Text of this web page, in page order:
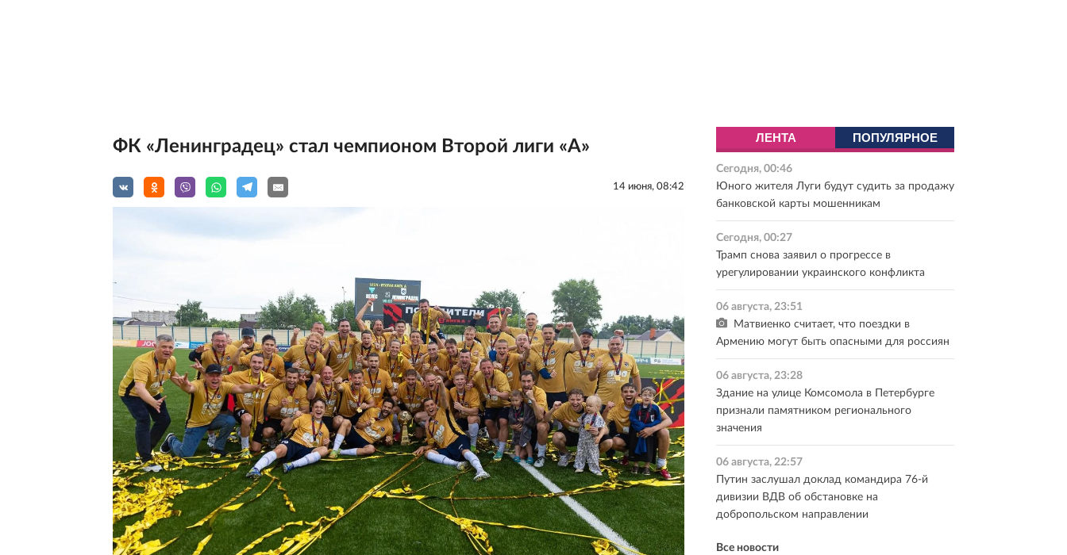
ФК «Ленинградец» стал чемпионом Второй лиги «А»
14 июня, 08:42
ЛЕНТА ПОПУЛЯРНОЕ
Сегодня, 00:46
Юного жителя Луги будут судить за продажу
банковской карты мошенникам
Сегодня, 00:27
Трамп снова заявил о прогрессе в
урегулировании украинского конфликта
06 августа, 23:51
Матвиенко считает, что поездки в
Армению могут быть опасными для россиян
06 августа, 23:28
Здание на улице Комсомола в Петербурге
признали памятником регионального
значения
06 августа, 22:57
Путин заслушал доклад командира 76-й
дивизии ВДВ об обстановке на
добропольском направлении
Все новости